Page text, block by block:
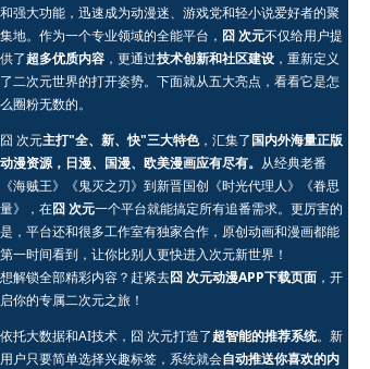
和强大功能，迅速成为动漫迷、游戏党和轻小说爱好者的聚
集地。作为一个专业领域的全能平台， 囧 次元不仅给用户提
供了超多优质内容 ，更通过技术创新和社区建设 ，重新定义
了二次元世界的打开姿势。下面就从五大亮点，看看它是怎
么圈粉无数的。
囧 次元主打"全、新、快"三大特色，汇集了国内外海量正版
动漫资源，日漫、国漫、欧美漫画应有尽有。 从经典老番
《海贼王》《鬼灭之刃》到新晋国创《时光代理人》《眷思
量》，在囧 次元一个平台就能搞定所有追番需求。更厉害的
是，平台还和很多工作室有独家合作，原创动画和漫画都能
第一时间看到，让你比别人更快进入次元新世界！
想解锁全部精彩内容？赶紧去囧 次元动漫APP下载页面 ，开
启你的专属二次元之旅！
依托大数据和AI技术，囧 次元打造了超智能的推荐系统。新
用户只要简单选择兴趣标签，系统就会自动推送你喜欢的内